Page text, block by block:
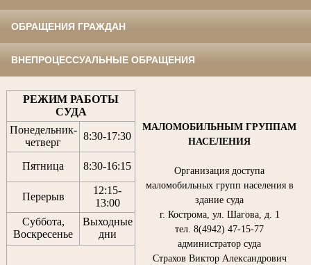
ОБРАЩЕНИЯ ГРАЖДАН
ВНЕПРОЦЕССУАЛЬНЫЕ ОБРАЩЕНИЯ
РЕЖИМ РАБОТЫ
СУДА
Понедельник-
четверг
8:30-17:30
Пятница 8:30-16:15
Перерыв
12:15-
13:00
Суббота,
Воскресенье
Выходные
дни
МАЛОМОБИЛЬНЫМ ГРУППАМ
НАСЕЛЕНИЯ
Организация доступа
маломобильных групп населения в
здание суда
г. Кострома, ул. Шагова, д. 1
тел. 8(4942) 47-15-77
администратор суда
Страхов Виктор Александрович